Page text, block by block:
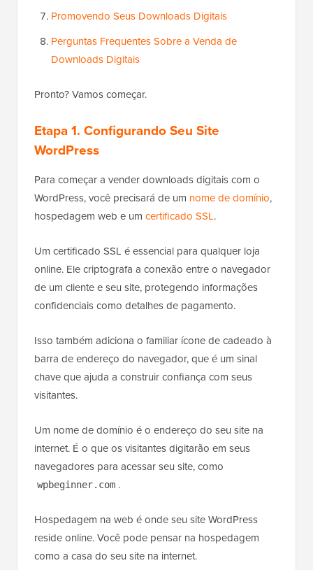
Promovendo Seus Downloads Digitais
Perguntas Frequentes Sobre a Venda de
Downloads Digitais
Pronto? Vamos começar.
Etapa 1. Configurando Seu Site
WordPress
Para começar a vender downloads digitais com o
WordPress, você precisará de um nome de domínio,
hospedagem web e um certificado SSL.
Um certificado SSL é essencial para qualquer loja
online. Ele criptografa a conexão entre o navegador
de um cliente e seu site, protegendo informações
confidenciais como detalhes de pagamento.
Isso também adiciona o familiar ícone de cadeado à
barra de endereço do navegador, que é um sinal
chave que ajuda a construir confiança com seus
visitantes.
Um nome de domínio é o endereço do seu site na
internet. É o que os visitantes digitarão em seus
navegadores para acessar seu site, como
wpbeginner.com .
Hospedagem na web é onde seu site WordPress
reside online. Você pode pensar na hospedagem
como a casa do seu site na internet.